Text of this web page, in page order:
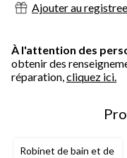
Ajouter au registree
À l'attention des
obtenir des
réparation,cliquez ici.
Robinet de bain et de